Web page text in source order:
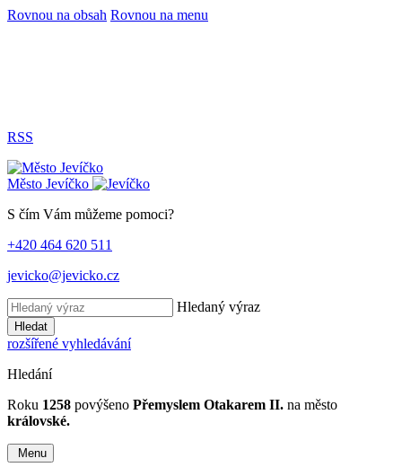
Rovnou na obsah Rovnou na menu
RSS
Město Jevíčko
S čím Vám můžeme pomoci?
+420 464 620 511
jevicko@jevicko.cz
Hledaný výraz
Hledat
rozšířené vyhledávání
Hledání
Roku 1258 povýšeno Přemyslem Otakarem II. na město
královské.
Menu